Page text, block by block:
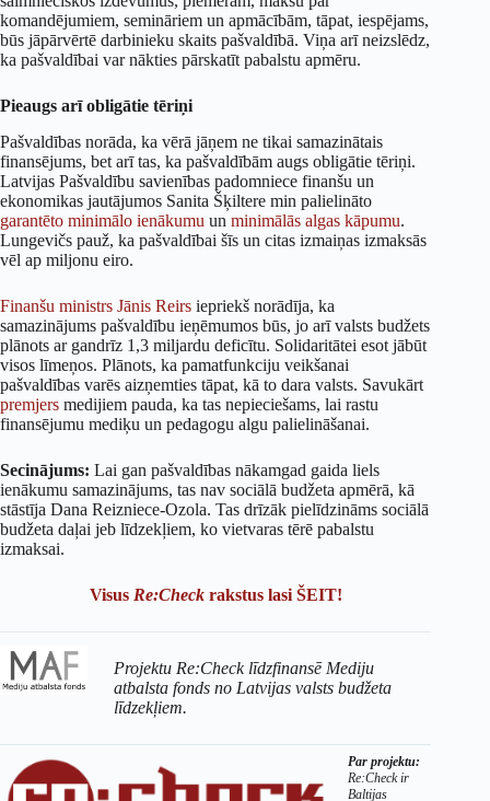
komandējumiem, semināriem un apmācībām, tāpat, iespējams,
būs jāpārvērtē darbinieku skaits pašvaldībā. Viņa arī neizslēdz,
ka pašvaldībai var nākties pārskatīt pabalstu apmēru.
Pieaugs arī obligātie tēriņi
Pašvaldības norāda, ka vērā jāņem ne tikai samazinātais
finansējums, bet arī tas, ka pašvaldībām augs obligātie tēriņi.
Latvijas Pašvaldību savienības padomniece finanšu un
ekonomikas jautājumos Sanita Šķiltere min palielināto
garantēto minimālo ienākumu un minimālās algas kāpumu.
Lungevičs pauž, ka pašvaldībai šīs un citas izmaiņas izmaksās
vēl ap miljonu eiro.
Finanšu ministrs Jānis Reirs iepriekš norādīja, ka
samazinājums pašvaldību ieņēmumos būs, jo arī valsts budžets
plānots ar gandrīz 1,3 miljardu deficītu. Solidaritātei esot jābūt
visos līmeņos. Plānots, ka pamatfunkciju veikšanai
pašvaldības varēs aizņemties tāpat, kā to dara valsts. Savukārt
premjers medijiem pauda, ka tas nepieciešams, lai rastu
finansējumu mediķu un pedagogu algu palielināšanai.
Secinājums: Lai gan pašvaldības nākamgad gaida liels
ienākumu samazinājums, tas nav sociālā budžeta apmērā, kā
stāstīja Dana Reizniece-Ozola. Tas drīzāk pielīdzināms sociālā
budžeta daļai jeb līdzekļiem, ko vietvaras tērē pabalstu
izmaksai.
Visus Re:Checkrakstus lasi ŠEIT!
Projektu Re:Check līdzfinansē Mediju
atbalsta fonds no Latvijas valsts budžeta
līdzekļiem.
Par projektu:
Re:Check ir
Baltijas